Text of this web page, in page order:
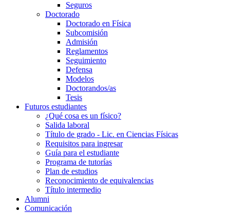
Seguros
Doctorado
Doctorado en Física
Subcomisión
Admisión
Reglamentos
Seguimiento
Defensa
Modelos
Doctorandos/as
Tesis
Futuros estudiantes
¿Qué cosa es un físico?
Salida laboral
Título de grado - Lic. en Ciencias Físicas
Requisitos para ingresar
Guía para el estudiante
Programa de tutorías
Plan de estudios
Reconocimiento de equivalencias
Título intermedio
Alumni
Comunicación